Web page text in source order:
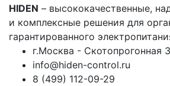
HIDEN – высококачественные,
и комплексные решения для
гарантированного
г.Москва - Скотопрогонная
info@hiden-control.ru
8 (499) 112-09-29